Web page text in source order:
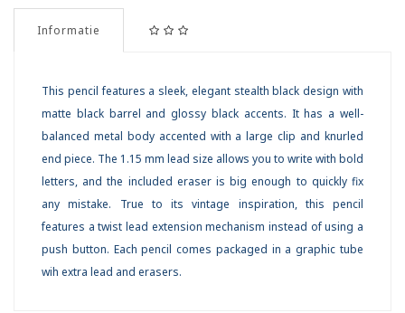
Informatie
This pencil features a sleek, elegant stealth black design with
matte black barrel and glossy black accents. It has a well-
balanced metal body accented with a large clip and knurled
end piece. The 1.15 mm lead size allows you to write with bold
letters, and the included eraser is big enough to quickly fix
any mistake. True to its vintage inspiration, this pencil
features a twist lead extension mechanism instead of using a
push button. Each pencil comes packaged in a graphic tube
wih extra lead and erasers.